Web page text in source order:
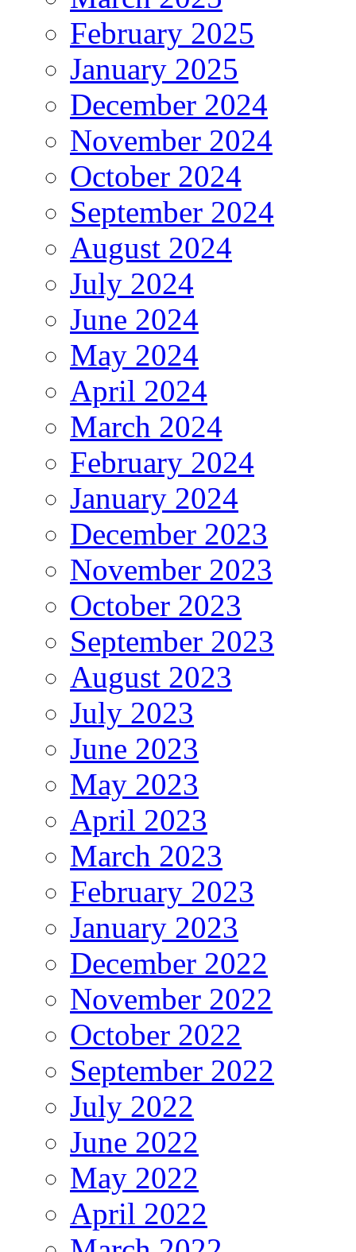
February 2025
January 2025
December 2024
November 2024
October 2024
September 2024
August 2024
July 2024
June 2024
May 2024
April 2024
March 2024
February 2024
January 2024
December 2023
November 2023
October 2023
September 2023
August 2023
July 2023
June 2023
May 2023
April 2023
March 2023
February 2023
January 2023
December 2022
November 2022
October 2022
September 2022
July 2022
June 2022
May 2022
April 2022